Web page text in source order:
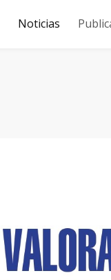
Noticias